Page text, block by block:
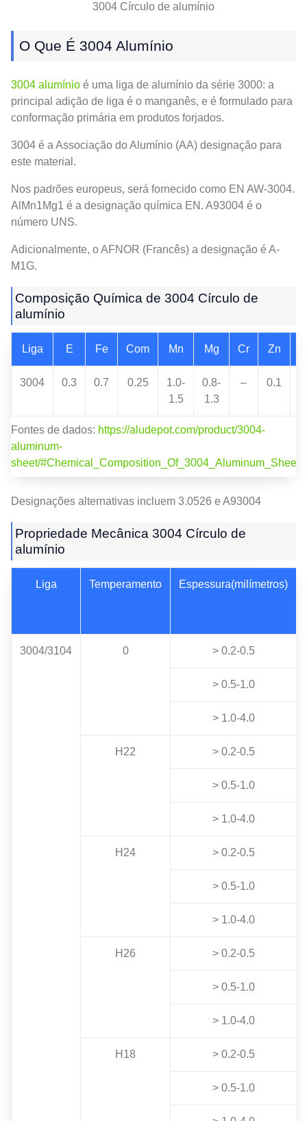
3004 Círculo de alumínio
O Que É 3004 Alumínio
3004 alumínio é uma liga de alumínio da série 3000: a
principal adição de liga é o manganês, e é formulado para
conformação primária em produtos forjados.
3004 é a Associação do Alumínio (AA) designação para
este material.
Nos padrões europeus, será fornecido como EN AW-3004.
AlMn1Mg1 é a designação química EN. A93004 é o
número UNS.
Adicionalmente, o AFNOR (Francês) a designação é A-
M1G.
Composição Química de 3004 Círculo de
alumínio
Liga E Fe Com Mn Mg Cr Zn
3004 0.3 0.7 0.25
1.0-
1.5
0.8-
1.3
– 0.1
Fontes de dados: https://aludepot.com/product/3004-
aluminum-
sheet/
Designações alternativas incluem 3.0526 e A93004
Propriedade Mecânica 3004 Círculo de
alumínio
Liga Temperamento Espessura(milímetros)
3004/3104 0 > 0.2-0.5
> 0.5-1.0
> 1.0-4.0
H22 > 0.2-0.5
> 0.5-1.0
> 1.0-4.0
H24 > 0.2-0.5
> 0.5-1.0
> 1.0-4.0
H26 > 0.2-0.5
> 0.5-1.0
> 1.0-4.0
H18 > 0.2-0.5
> 0.5-1.0